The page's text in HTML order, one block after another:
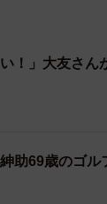
！」大友さ
助69歳のゴ